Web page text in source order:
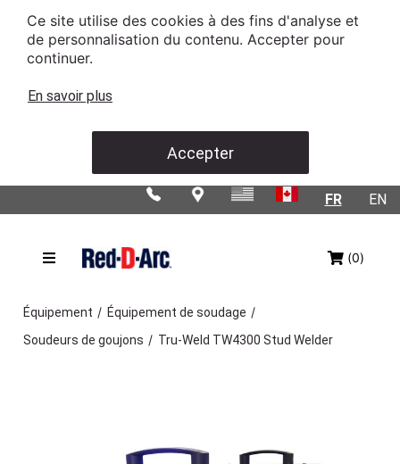
Ce site utilise des cookies à des fins d'analyse et
de personnalisation du contenu. Accepter pour
continuer.
En savoir plus
Accepter
EN
FR
(0)
Équipement / Équipement de soudage /
Soudeurs de goujons / Tru-Weld TW4300 Stud Welder